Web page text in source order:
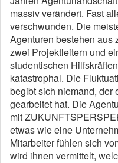
massiv verändert. Fast
verschwunden. Die
Agenturen bestehen aus
zwei Projektleitern und
studentischen
katastrophal. Die
begibt sich niemand, der
gearbeitet hat. Die
mit
etwas wie eine
Mitarbeiter fühlen sich
wird ihnen vermittelt,